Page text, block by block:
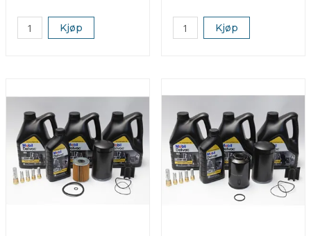
Kjøp Kjøp